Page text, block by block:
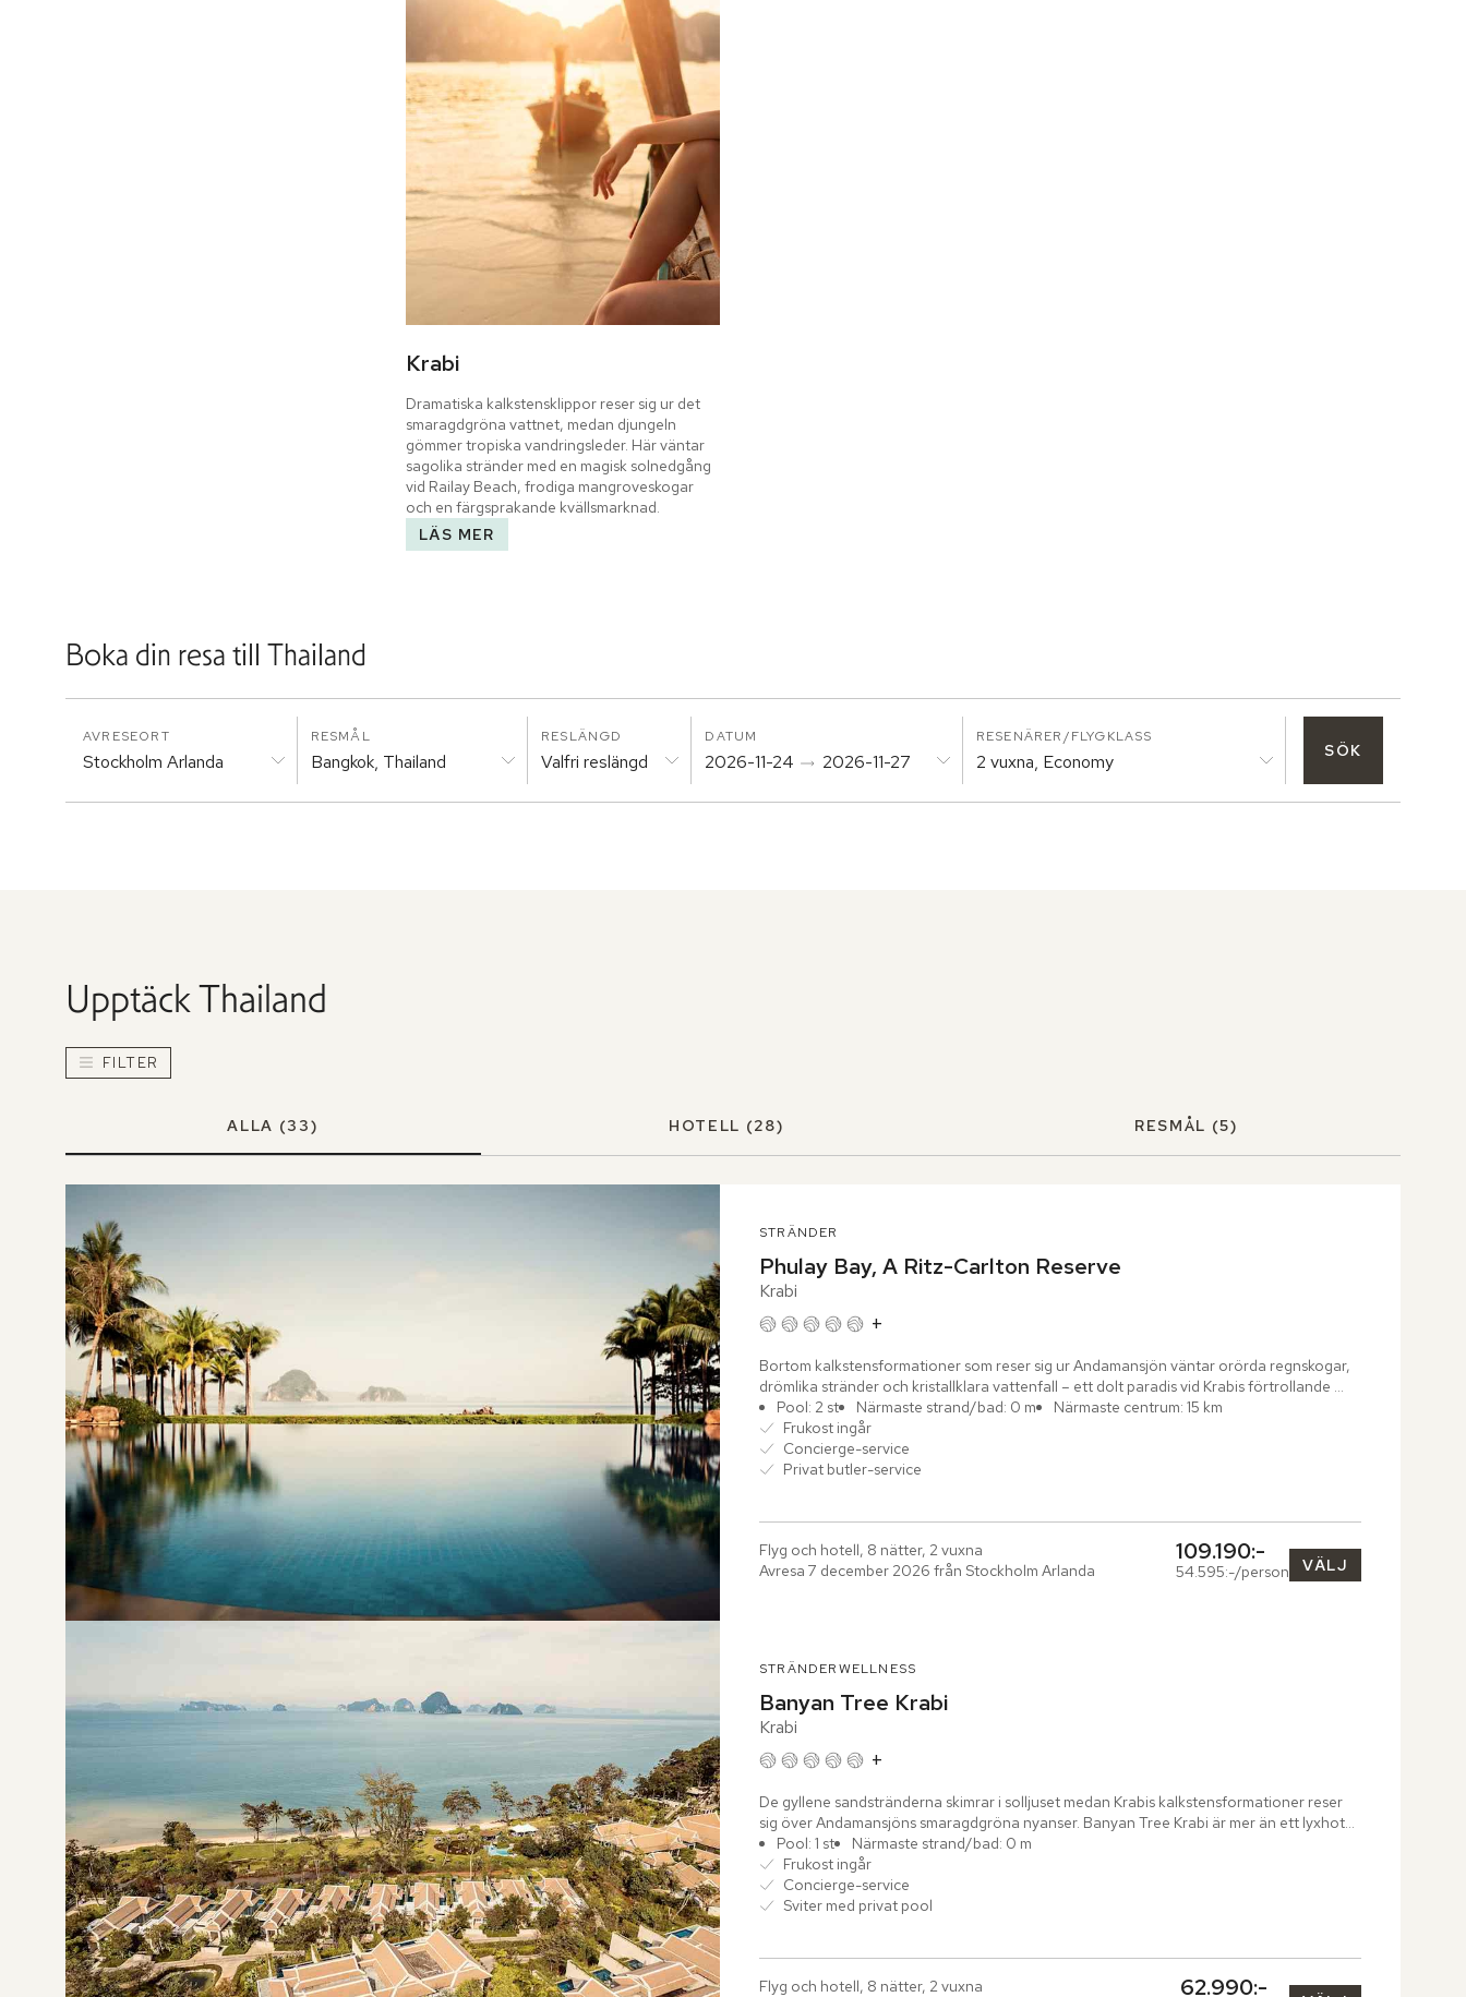
Krabi
Dramatiska kalkstensklippor reser sig ur det
smaragdgröna vattnet, medan djungeln
gömmer tropiska vandringsleder. Här väntar
sagolika stränder med en magisk solnedgång
vid Railay Beach, frodiga mangroveskogar
och en färgsprakande kvällsmarknad.
LÄS MER
Boka din resa till Thailand
AVRESEORT
Stockholm Arlanda
RESMÅL
Bangkok, Thailand
RESLÄNGD
Valfri reslängd
DATUM
2026-11-24 2026-11-27
RESENÄRER/FLYGKLASS
2 vuxna, Economy SÖK
UpptäckThailand
FILTER
ALLA (33) HOTELL (28) RESMÅL (5)
STRÄNDER
Phulay Bay, A Ritz-Carlton Reserve
Krabi
+
Bortom kalkstensformationer som reser sig ur Andamansjön väntar orörda regnskogar,
drömlika stränder och kristallklara vattenfall – ett dolt paradis vid Krabis förtrollande
kust....Pool: 2 st Närmaste strand/bad: 0 m
Närmaste centrum: 15 km
Frukost ingår
Concierge-service
Privat butler-service
Flyg och hotell, 8 nätter, 2 vuxna
Avresa 7 december 2026 från Stockholm Arlanda
109.190:-
54.595:-/person VÄLJ
STRÄNDERWELLNESS
Banyan Tree Krabi
Krabi
+
De gyllene sandstränderna skimrar i solljuset medan Krabis kalkstensformationer reser
sig över Andamansjöns smaragdgröna nyanser. Banyan Tree Krabi är mer än ett lyxhotell
– det är...
Pool: 1 st
Närmaste strand/bad: 0 m
Frukost ingår
Concierge-service
Sviter med privat pool
Flyg och hotell, 8 nätter, 2 vuxna
62.990:-